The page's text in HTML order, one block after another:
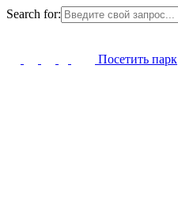
Search for:
Посетить парк